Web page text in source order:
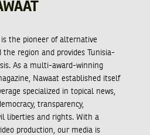
the pioneer of alternative
region and provides Tunisia-
As a multi-award-winning
Nawaat established itself
specialized in topical news,
transparency,
liberties and rights. With a
production, our media is